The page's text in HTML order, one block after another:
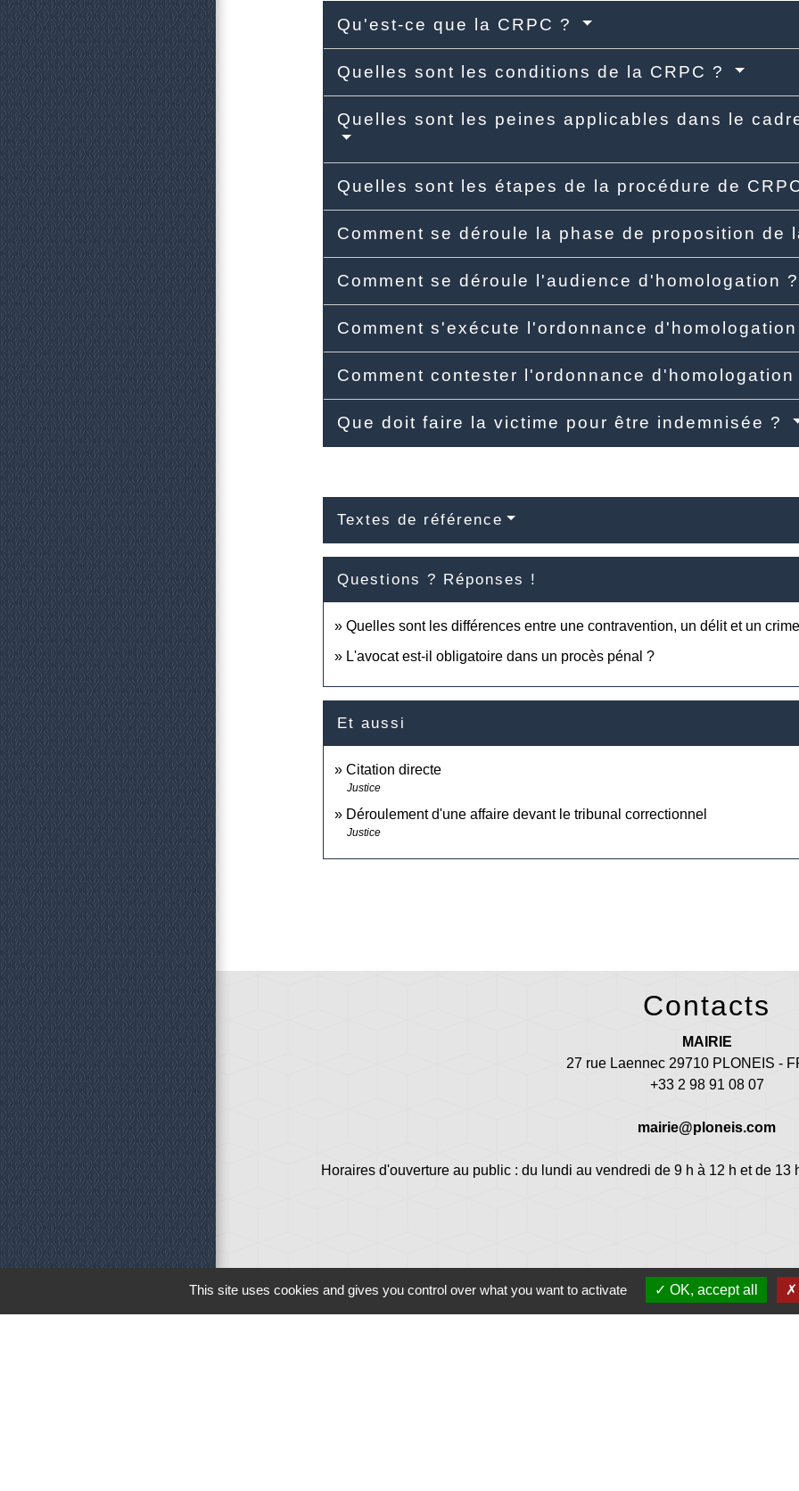
Qu'est-ce que la CRPC ?
Quelles sont les conditions de la CRPC ?
Quelles sont les peines applicables dans le
Quelles sont les étapes de la procédure de
Comment se déroule la phase de proposition de
Comment se déroule l'audience d'homologation ?
Comment s'exécute l'ordonnance d'homologation
Comment contester l'ordonnance d'homologation
Que doit faire la victime pour être indemnisée ?
Textes de référence
Questions ? Réponses !
Quelles sont les différences entre une contravention, un délit et un
L'avocat est-il obligatoire dans un procès pénal ?
Et aussi
Citation directe
Justice
Déroulement d'une affaire devant le tribunal correctionnel
Justice
Contacts
MAIRIE
27 rue Laennec 29710 PLONEIS -
+33 2 98 91 08 07
mairie@ploneis.com
Horaires d'ouverture au public : du lundi au vendredi de 9 h à 12 h et de
This site uses cookies and gives you control over what you want to activate OK, accept all